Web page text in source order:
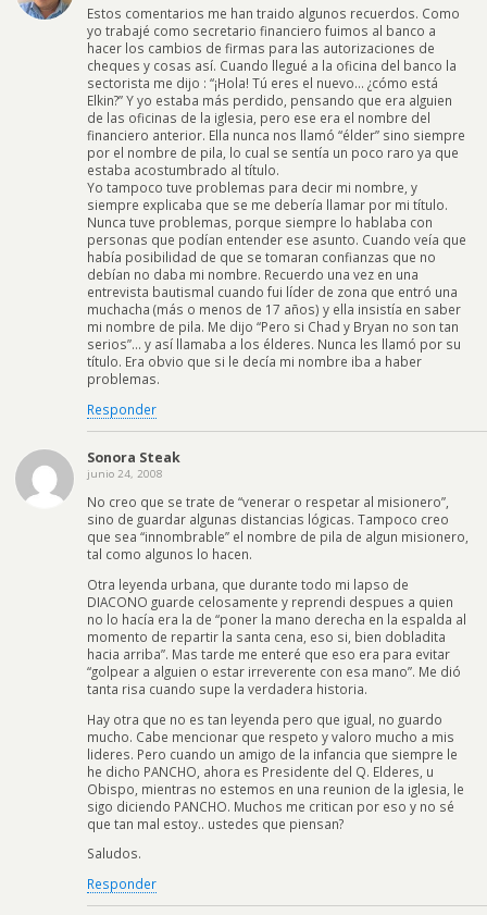
Estos comentarios me han traido algunos recuerdos. Como
yo trabajé como secretario financiero fuimos al banco a
hacer los cambios de firmas para las autorizaciones de
cheques y cosas así. Cuando llegué a la oficina del banco la
sectorista me dijo : “¡Hola! Tú eres el nuevo… ¿cómo está
Elkin?” Y yo estaba más perdido, pensando que era alguien
de las oficinas de la iglesia, pero ese era el nombre del
financiero anterior. Ella nunca nos llamó “élder” sino siempre
por el nombre de pila, lo cual se sentía un poco raro ya que
estaba acostumbrado al título.
Yo tampoco tuve problemas para decir mi nombre, y
siempre explicaba que se me debería llamar por mi título.
Nunca tuve problemas, porque siempre lo hablaba con
personas que podían entender ese asunto. Cuando veía que
había posibilidad de que se tomaran confianzas que no
debían no daba mi nombre. Recuerdo una vez en una
entrevista bautismal cuando fui líder de zona que entró una
muchacha (más o menos de 17 años) y ella insistía en saber
mi nombre de pila. Me dijo “Pero si Chad y Bryan no son tan
serios”… y así llamaba a los élderes. Nunca les llamó por su
título. Era obvio que si le decía mi nombre iba a haber
problemas.
Responder
Sonora Steak
junio 24, 2008
No creo que se trate de “venerar o respetar al misionero”,
sino de guardar algunas distancias lógicas. Tampoco creo
que sea “innombrable” el nombre de pila de algun misionero,
tal como algunos lo hacen.
Otra leyenda urbana, que durante todo mi lapso de
DIACONO guarde celosamente y reprendi despues a quien
no lo hacía era la de “poner la mano derecha en la espalda al
momento de repartir la santa cena, eso si, bien dobladita
hacia arriba”. Mas tarde me enteré que eso era para evitar
“golpear a alguien o estar irreverente con esa mano”. Me dió
tanta risa cuando supe la verdadera historia.
Hay otra que no es tan leyenda pero que igual, no guardo
mucho. Cabe mencionar que respeto y valoro mucho a mis
lideres. Pero cuando un amigo de la infancia que siempre le
he dicho PANCHO, ahora es Presidente del Q. Elderes, u
Obispo, mientras no estemos en una reunion de la iglesia, le
sigo diciendo PANCHO. Muchos me critican por eso y no sé
que tan mal estoy.. ustedes que piensan?
Saludos.
Responder